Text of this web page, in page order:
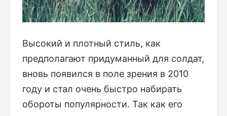
Высокий и плотный стиль, как
предполагают придуманный для солдат,
вновь появился в поле зрения в 2010
году и стал очень быстро набирать
обороты популярности. Так как его